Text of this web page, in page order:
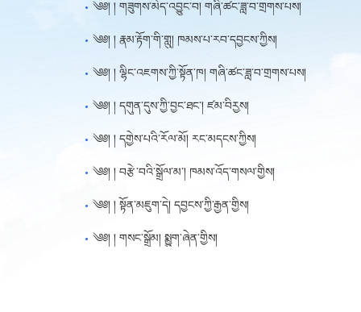
༄༅། ། གཟུགས་མེད་འབྱུང་བ། གཞི་ཚང་ཟླ་བ་གྲགས་པས།
༄༅། ། རྣམ་རྟོག་གི་གླུ། ཁམས་པ་རབ་དབྱངས་ཀྱིས།
༄༅། ། ལྷིང་འཇགས་ཀྱི་སྟོན་ཁ། གཞི་ཚང་ཟླ་བ་གྲགས་པས།
༄༅། ། དགུན་དུས་ཀྱི་བྱང་ཐང་། ཛམ་བིརྱས།
༄༅། ། དགྱེས་པའི་རོལ་མོ། རང་མདངས་ཀྱིས།
༄༅། ། བརྩེ་བའི་སྒྲོལ་མ་། ཁམས་འོད་གསལ་གྱིས།
༄༅། ། སྟོན་མཇུག་དེ། དབྱངས་ཀྱི་རྒྱན་གྱིས།
༄༅། ། གསང་སྒྲོམ། སྨྱུག་ཞེན་གྱིས།